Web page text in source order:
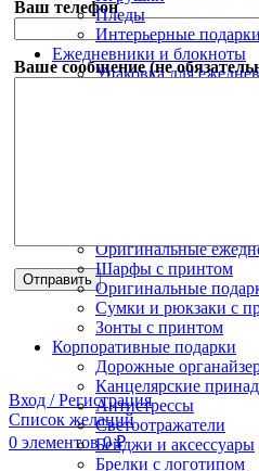
Ваш телефон
Ваше сообщение (не
Вход / Регистрация
Список желаний
0 элементов 0₽
Пледы
Интерьерные подарки
Ежедневники и блокноты
Упаковка для
Оригинальные
Шарфы с принтом
Оригинальные
Сумки и рюкзаки с
Зонты с принтом
Корпоративные подарки
Дорожные
Канцелярские
Антистрессы
Светоотражатели
Бейджи и аксессуары
Брелки с логотипом